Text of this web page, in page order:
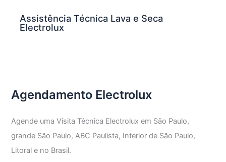
Assistência Técnica Lava e Seca
Electrolux
Agendamento Electrolux
Agende uma Visita Técnica Electrolux em São Paulo,
grande São Paulo, ABC Paulista, Interior de São Paulo,
Litoral e no Brasil.